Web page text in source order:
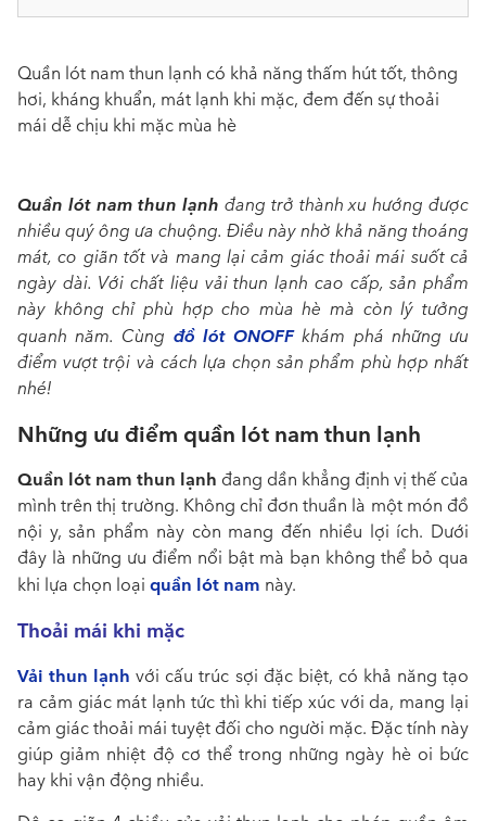
Quần lót nam thun lạnh có khả năng thấm hút tốt, thông
hơi, kháng khuẩn, mát lạnh khi mặc, đem đến sự thoải
mái dễ chịu khi mặc mùa hè
Quần lót nam thun lạnh đang trở thành xu hướng được
nhiều quý ông ưa chuộng. Điều này nhờ khả năng thoáng
mát, co giãn tốt và mang lại cảm giác thoải mái suốt cả
ngày dài. Với chất liệu vải thun lạnh cao cấp, sản phẩm
này không chỉ phù hợp cho mùa hè mà còn lý tưởng
quanh năm. Cùng đồ lót ONOFFkhám phá những ưu
điểm vượt trội và cách lựa chọn sản phẩm phù hợp nhất
nhé!
Những ưu điểm quần lót nam thun lạnh
Quần lót nam thun lạnh đang dần khẳng định vị thế của
mình trên thị trường. Không chỉ đơn thuần là một món đồ
nội y, sản phẩm này còn mang đến nhiều lợi ích. Dưới
đây là những ưu điểm nổi bật mà bạn không thể bỏ qua
khi lựa chọn loại quần lót nam này.
Thoải mái khi mặc
Vải thun lạnh với cấu trúc sợi đặc biệt, có khả năng tạo
ra cảm giác mát lạnh tức thì khi tiếp xúc với da, mang lại
cảm giác thoải mái tuyệt đối cho người mặc. Đặc tính này
giúp giảm nhiệt độ cơ thể trong những ngày hè oi bức
hay khi vận động nhiều.